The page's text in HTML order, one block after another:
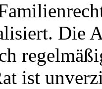
Die
ist